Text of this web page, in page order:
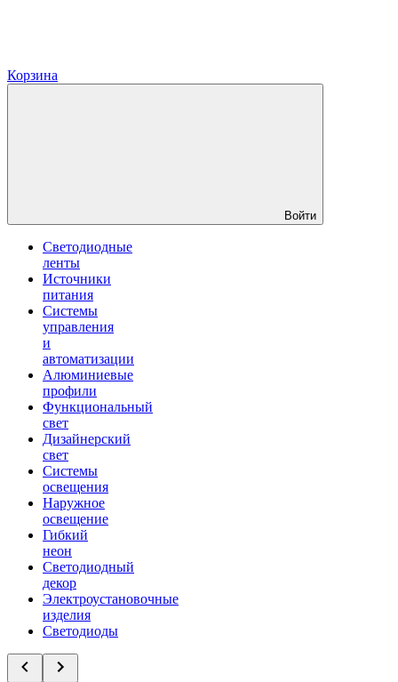
Корзина
Войти
Светодиодные
ленты
Источники
питания
Системы
управления
и
автоматизации
Алюминиевые
профили
Функциональный
свет
Дизайнерский
свет
Системы
освещения
Наружное
освещение
Гибкий
неон
Светодиодный
декор
Электроустановочные
изделия
Светодиоды